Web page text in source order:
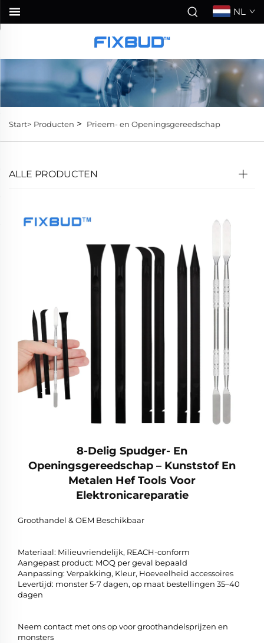
NL
Start> Producten > Prieem- en Openingsgereedschap
ALLE PRODUCTEN
8-Delig Spudger- En
Openingsgereedschap – Kunststof En
Metalen Hef Tools Voor
Elektronicareparatie
Groothandel & OEM Beschikbaar
Materiaal: Milieuvriendelijk, REACH-conform
Aangepast product: MOQ per geval bepaald
Aanpassing: Verpakking, Kleur, Hoeveelheid accessoires
Levertijd: monster 5-7 dagen, op maat bestellingen 35–40
dagen
Neem contact met ons op voor groothandelsprijzen en
monsters